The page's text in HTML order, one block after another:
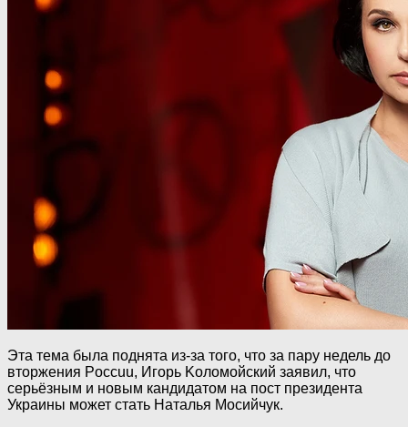
Эта тема была поднята из-за того, что за пару недель до
втopжeния Poccuu, Игорь Koломoйский заявил, что
серьёзным и новым кандидатом на пост президента
Украины может стать Наталья Мосийчук.